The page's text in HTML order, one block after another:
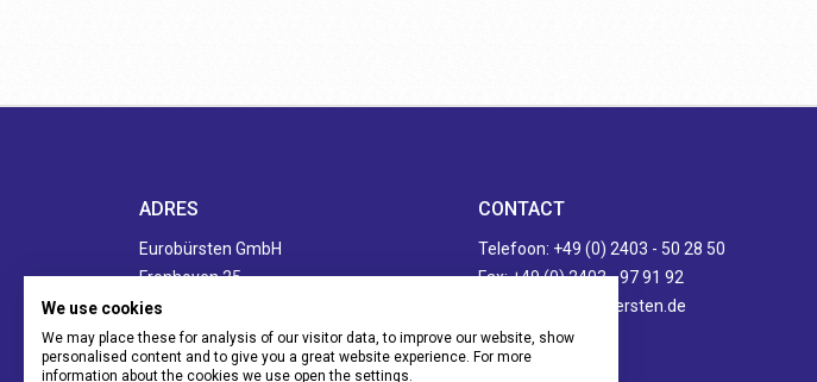
ADRES
Eurobürsten GmbH
Fronhoven 25
52249 Eschweiler
CONTACT
Telefoon: +49 (0) 2403 - 50 28 50
Fax: +49 (0) 2403 - 97 91 92
info@eurobuersten.de
We use cookies
We may place these for analysis of our visitor data, to improve our website, show
personalised content and to give you a great website experience. For more
information about the cookies we use open the settings.